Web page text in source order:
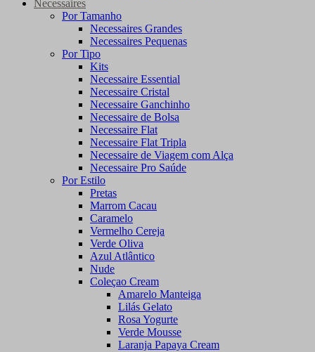
Necessaires
Por Tamanho
Necessaires Grandes
Necessaires Pequenas
Por Tipo
Kits
Necessaire Essential
Necessaire Cristal
Necessaire Ganchinho
Necessaire de Bolsa
Necessaire Flat
Necessaire Flat Tripla
Necessaire de Viagem com Alça
Necessaire Pro Saúde
Por Estilo
Pretas
Marrom Cacau
Caramelo
Vermelho Cereja
Verde Oliva
Azul Atlântico
Nude
Coleçao Cream
Amarelo Manteiga
Lilás Gelato
Rosa Yogurte
Verde Mousse
Laranja Papaya Cream